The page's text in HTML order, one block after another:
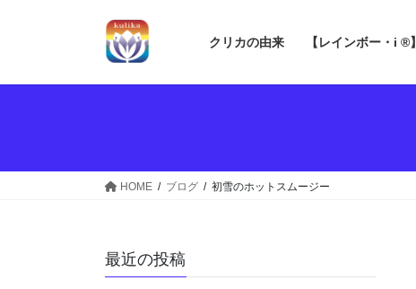
クリカの由来 【レインボー・i ®】
HOME ブログ 初雪のホットスムージー
最近の投稿